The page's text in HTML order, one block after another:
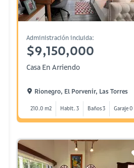
Administración incluida:
$9,150,000
Casa En Arriendo
Rionegro, El Porvenir, Las Torres
210.0 m2 Habit. 3 Baños 3 Garaje 0